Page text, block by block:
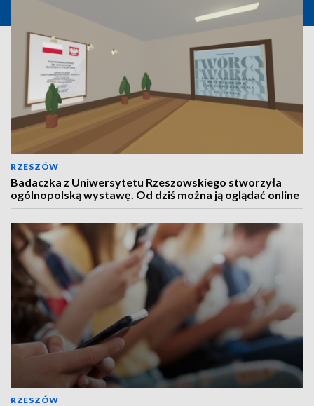
RZESZÓW
Badaczka z Uniwersytetu Rzeszowskiego stworzyła
ogólnopolską wystawę. Od dziś można ją oglądać online
RZESZÓW